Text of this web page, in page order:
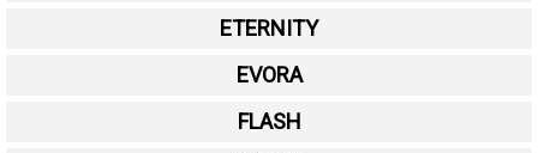
ETERNITY
EVORA
FLASH